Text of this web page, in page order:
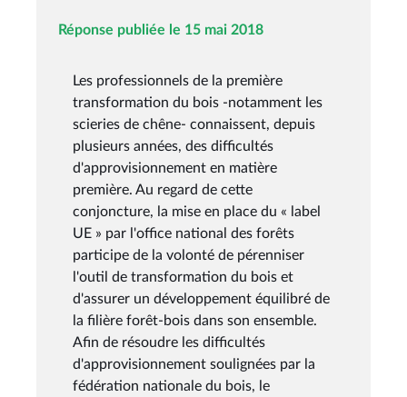
Réponse publiée le 15 mai 2018
Les professionnels de la première
transformation du bois -notamment les
scieries de chêne- connaissent, depuis
plusieurs années, des difficultés
d'approvisionnement en matière
première. Au regard de cette
conjoncture, la mise en place du « label
UE » par l'office national des forêts
participe de la volonté de pérenniser
l'outil de transformation du bois et
d'assurer un développement équilibré de
la filière forêt-bois dans son ensemble.
Afin de résoudre les difficultés
d'approvisionnement soulignées par la
fédération nationale du bois, le